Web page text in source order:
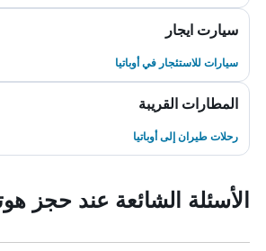
سيارت ايجار
سيارات للاستئجار في أوباتيا
المطارات القريبة
رحلات طيران إلى أوباتيا
الأسئلة الشائعة عند حجز